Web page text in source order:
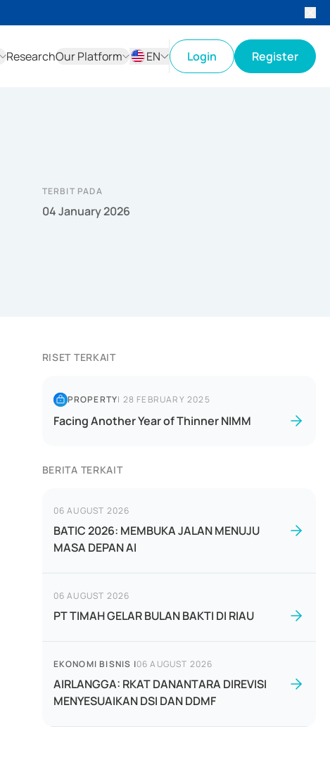
ResearchOur Platform
EN
Login Register
TERBIT PADA
04 January 2026
RISET TERKAIT
PROPERTY| 28 FEBRUARY 2025
Facing Another Year of Thinner NIMM
BERITA TERKAIT
06 AUGUST 2026
BATIC 2026: MEMBUKA JALAN MENUJU
MASA DEPAN AI
06 AUGUST 2026
PT TIMAH GELAR BULAN BAKTI DI RIAU
EKONOMI BISNIS |06 AUGUST 2026
AIRLANGGA: RKAT DANANTARA DIREVISI
MENYESUAIKAN DSI DAN DDMF